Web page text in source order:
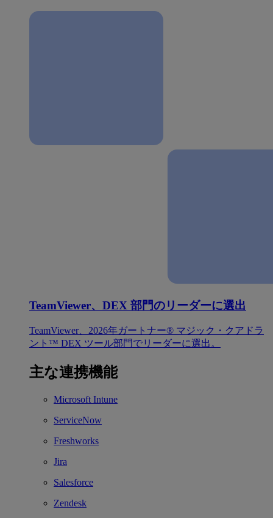
TeamViewer、DEX 部門のリーダーに選出
TeamViewer、2026年ガートナー® マジック・クアドラ
ント™ DEX ツール部門でリーダーに選出。
主な連携機能
Microsoft Intune
ServiceNow
Freshworks
Jira
Salesforce
Zendesk